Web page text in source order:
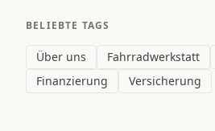
BELIEBTE TAGS
Über uns Fahrradwerkstatt
Finanzierung
Versicherung